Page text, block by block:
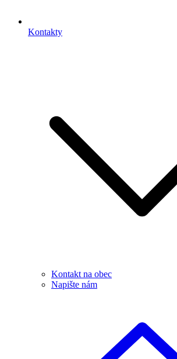
Kontakty
Kontakt na obec
Napište nám